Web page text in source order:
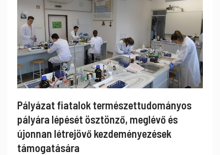
Pályázat fiatalok természettudományos
pályára lépését ösztönző, meglévő és
újonnan létrejövő kezdeményezések
támogatására